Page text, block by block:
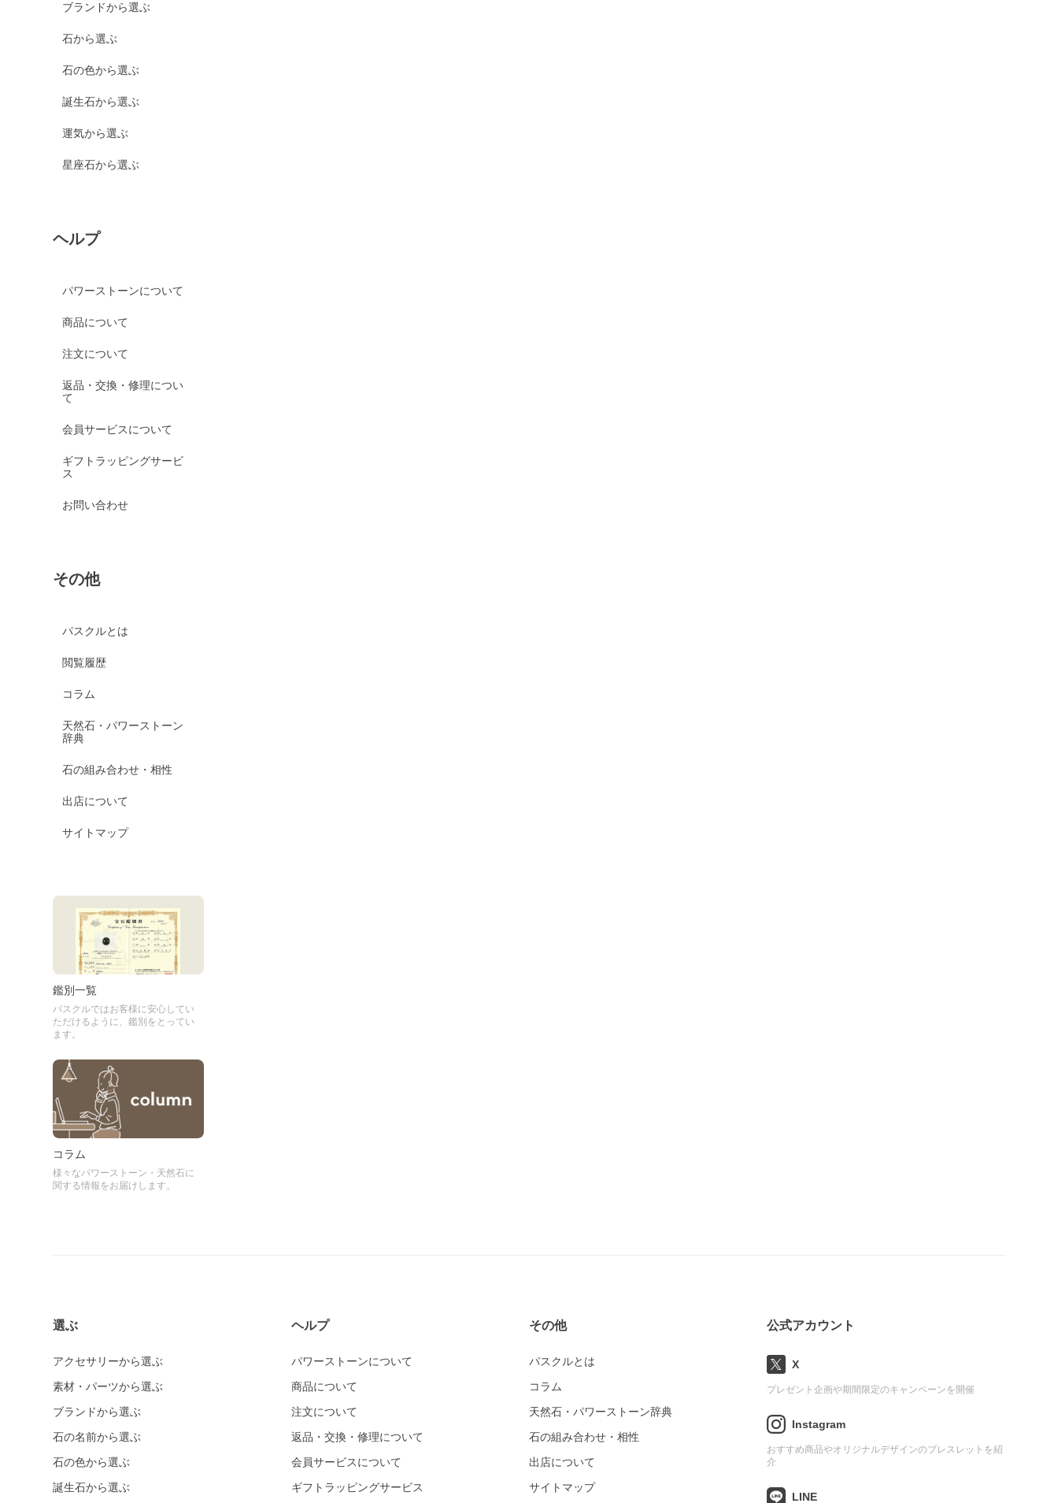
ブランドから選ぶ
石から選ぶ
石の色から選ぶ
誕生石から選ぶ
運気から選ぶ
星座石から選ぶ
ヘルプ
パワーストーンについて
商品について
注文について
返品・交換・修理につい
て
会員サービスについて
ギフトラッピングサービ
ス
お問い合わせ
その他
パスクルとは
閲覧履歴
コラム
天然石・パワーストーン
辞典
石の組み合わせ・相性
出店について
サイトマップ
鑑別一覧
パスクルではお客様に安心してい
ただけるように、鑑別をとってい
ます。
コラム
様々なパワーストーン・天然石に
関する情報をお届けします。
選ぶ
アクセサリーから選ぶ
素材・パーツから選ぶ
ブランドから選ぶ
石の名前から選ぶ
石の色から選ぶ
誕生石から選ぶ
ヘルプ
パワーストーンについて
商品について
注文について
返品・交換・修理について
会員サービスについて
ギフトラッピングサービス
その他
パスクルとは
コラム
天然石・パワーストーン辞典
石の組み合わせ・相性
出店について
サイトマップ
公式アカウント
X
プレゼント企画や期間限定のキャンペーンを開催
Instagram
おすすめ商品やオリジナルデザインのブレスレットを紹
介
LINE